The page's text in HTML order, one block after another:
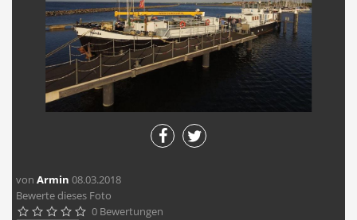
von Armin 08.03.2018
Bewerte dieses Foto
     0 Bewertungen